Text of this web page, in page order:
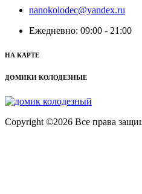
nanokolodec@yandex.ru
Ежедневно: 09:00 - 21:00
НА КАРТЕ
ДОМИКИ КОЛОДЕЗНЫЕ
Copyright ©2026 Все права